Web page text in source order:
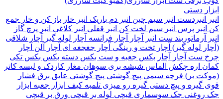
دستی
انبر سیم چین انبر دم باریکانبر خار باز کن و خار جمع
پرس انبر سیم لخت کنانبر قفلی انبر کلاغیانبر پرچگاز
ست انبرآچار آچار فرانسه آچار لوله گیرآچار شلاقی
لوله گیر)آچار تخت و رینگی آچار جغجغه ایآچار آلنآچار
ست آچارآچار بکس جعبه و ست بکس دسته بکس بکس تکی
ارهچکشالماس شیشه بریسوهانمغار کاردک و لیسه کاتر
بر)فرچه سیمیپیچ‌ گوشتیپیچ گوشتی عایق برق فشار
گیره و پیچ دستیگیره رو میزیتلمبه کیف ابزار جعبه ابزار
جک سوسماریقیچی لوله برقیچی ورق بر قیچی